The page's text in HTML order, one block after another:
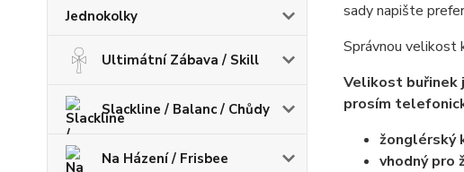
Jednokolky
Ultimátní Zábava / Skill
Slackline / Balanc / Chůdy
Na Házení / Frisbee
sady napište
Správnou velikost
Velikost buřinek
prosím
žonglérský
vhodný pro